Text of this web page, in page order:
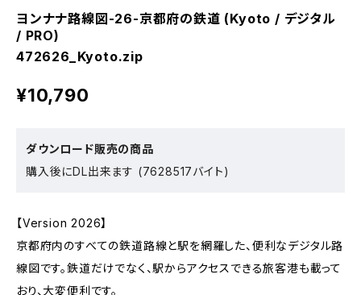
ヨンナナ路線図-26-京都府の鉄道 (Kyoto / デジタル
/ PRO)
472626_Kyoto.zip
¥10,790
ダウンロード販売の商品
購入後にDL出来ます (7628517バイト)
【Version 2026】
京都府内のすべての鉄道路線と駅を網羅した、便利なデジタル路
線図です。鉄道だけでなく、駅からアクセスできる旅客港も載って
おり、大変便利です。